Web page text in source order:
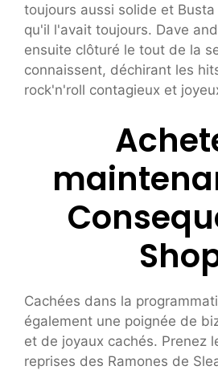
toujours aussi solide et Busta
qu'il l'avait toujours. Dave
ensuite clôturé le tout de la
connaissent, déchirant les
rock'n'roll contagieux et
Cachées dans la
également une poignée de
et de joyaux cachés. Prenez
reprises des Ramones de